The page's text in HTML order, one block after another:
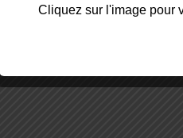
Cliquez sur l'image pour